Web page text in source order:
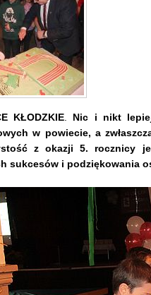
KŁODZKIE
Nic i nikt
w powiecie, a
z okazji 5. rocznicy
sukcesów i podziękowania